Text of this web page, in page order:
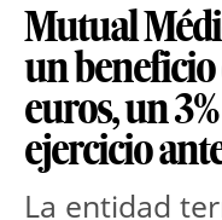
Mutual
un beneficio
euros, un
ejercicio
La entidad